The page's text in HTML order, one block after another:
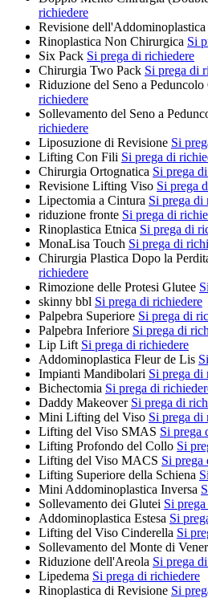
richiedere
Revisione dell'Addominoplastica
Rinoplastica Non Chirurgica Si
Six Pack Si prega di richiedere
Chirurgia Two Pack Si prega di
Riduzione del Seno a Peduncolo
richiedere
Sollevamento del Seno a
richiedere
Liposuzione di Revisione Si
Lifting Con Fili Si prega di
Chirurgia Ortognatica Si prega
Revisione Lifting Viso Si prega
Lipectomia a Cintura Si prega di
riduzione fronte Si prega di
Rinoplastica Etnica Si prega di
MonaLisa Touch Si prega di
Chirurgia Plastica Dopo la
richiedere
Rimozione delle Protesi Glutee
skinny bbl Si prega di richiedere
Palpebra Superiore Si prega di
Palpebra Inferiore Si prega di
Lip Lift Si prega di richiedere
Addominoplastica Fleur de Lis
Impianti Mandibolari Si prega di
Bichectomia Si prega di
Daddy Makeover Si prega di
Mini Lifting del Viso Si prega di
Lifting del Viso SMAS Si prega
Lifting Profondo del Collo Si
Lifting del Viso MACS Si prega
Lifting Superiore della Schiena
Mini Addominoplastica Inversa
Sollevamento dei Glutei Si
Addominoplastica Estesa Si
Lifting del Viso Cinderella Si
Sollevamento del Monte di
Riduzione dell'Areola Si prega
Lipedema Si prega di richiedere
Rinoplastica di Revisione Si